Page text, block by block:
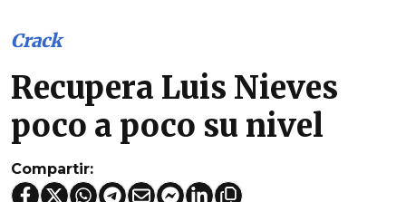
Crack
Recupera Luis Nieves
poco a poco su nivel
Compartir: